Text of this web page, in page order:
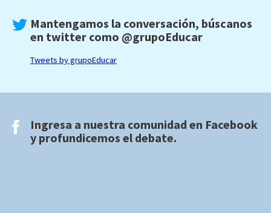
Mantengamos la conversación, búscanos
en twitter como @grupoEducar
Tweets by grupoEducar
Ingresa a nuestra comunidad en Facebook
y profundicemos el debate.